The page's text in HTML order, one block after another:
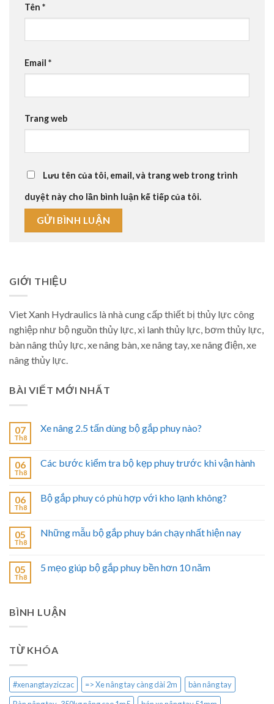
Tên *
Email *
Trang web
Lưu tên của tôi, email, và trang web trong trình
duyệt này cho lần bình luận kế tiếp của tôi.
GIỚI THIỆU
Viet Xanh Hydraulics là nhà cung cấp thiết bị thủy lực công
nghiệp như bộ nguồn thủy lực, xi lanh thủy lực, bơm thủy lực,
bàn nâng thủy lực, xe nâng bàn, xe nâng tay, xe nâng điện, xe
nâng thủy lực.
BÀI VIẾT MỚI NHẤT
07
Th8
Xe nâng 2.5 tấn dùng bộ gắp phuy nào?
06
Th8
Các bước kiểm tra bộ kẹp phuy trước khi vận hành
06
Th8
Bộ gắp phuy có phù hợp với kho lạnh không?
05
Th8
Những mẫu bộ gắp phuy bán chạy nhất hiện nay
05
Th8
5 mẹo giúp bộ gắp phuy bền hơn 10 năm
BÌNH LUẬN
TỪ KHÓA
#xenangtayziczac => Xe nâng tay càng dài 2m
bàn nâng tay